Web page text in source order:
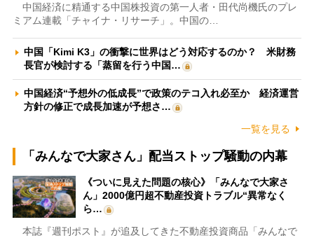
中国経済に精通する中国株投資の第一人者・田代尚機氏のプレ
ミアム連載「チャイナ・リサーチ」。中国の…
中国「Kimi K3」の衝撃に世界はどう対応するのか？ 米財務
長官が検討する「蒸留を行う中国…
中国経済“予想外の低成長”で政策のテコ入れ必至か 経済運営
方針の修正で成長加速が予想さ…
一覧を見る
「みんなで大家さん」配当ストップ騒動の内幕
《ついに見えた問題の核心》「みんなで大家さ
ん」2000億円超不動産投資トラブル“異常なく
ら…
本誌『週刊ポスト』が追及してきた不動産投資商品「みんなで